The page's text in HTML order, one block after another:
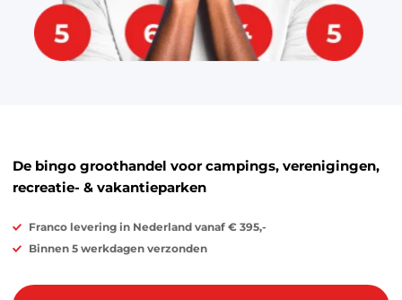
De bingo groothandel voor campings, verenigingen,
recreatie- & vakantieparken
Franco levering in Nederland vanaf € 395,-
Binnen 5 werkdagen verzonden